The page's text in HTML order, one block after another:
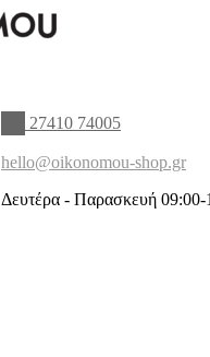
27410 74005
hello@oikonomou-shop.gr
Δευτέρα - Παρασκευή 09:00-